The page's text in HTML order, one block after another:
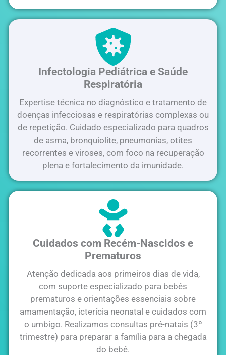
Infectologia Pediátrica e Saúde
Respiratória
Expertise técnica no diagnóstico e tratamento de
doenças infecciosas e respiratórias complexas ou
de repetição. Cuidado especializado para quadros
de asma, bronquiolite, pneumonias, otites
recorrentes e viroses, com foco na recuperação
plena e fortalecimento da imunidade.
Cuidados com Recém-Nascidos e
Prematuros
Atenção dedicada aos primeiros dias de vida,
com suporte especializado para bebês
prematuros e orientações essenciais sobre
amamentação, icterícia neonatal e cuidados com
o umbigo. Realizamos consultas pré-natais (3º
trimestre) para preparar a família para a chegada
do bebê.